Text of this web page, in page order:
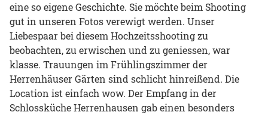
eine so eigene Geschichte. Sie möchte beim Shooting
gut in unseren Fotos verewigt werden. Unser
Liebespaar bei diesem Hochzeitsshooting zu
beobachten, zu erwischen und zu geniessen, war
klasse. Trauungen im Frühlingszimmer der
Herrenhäuser Gärten sind schlicht hinreißend. Die
Location ist einfach wow. Der Empfang in der
Schlossküche Herrenhausen gab einen besonders